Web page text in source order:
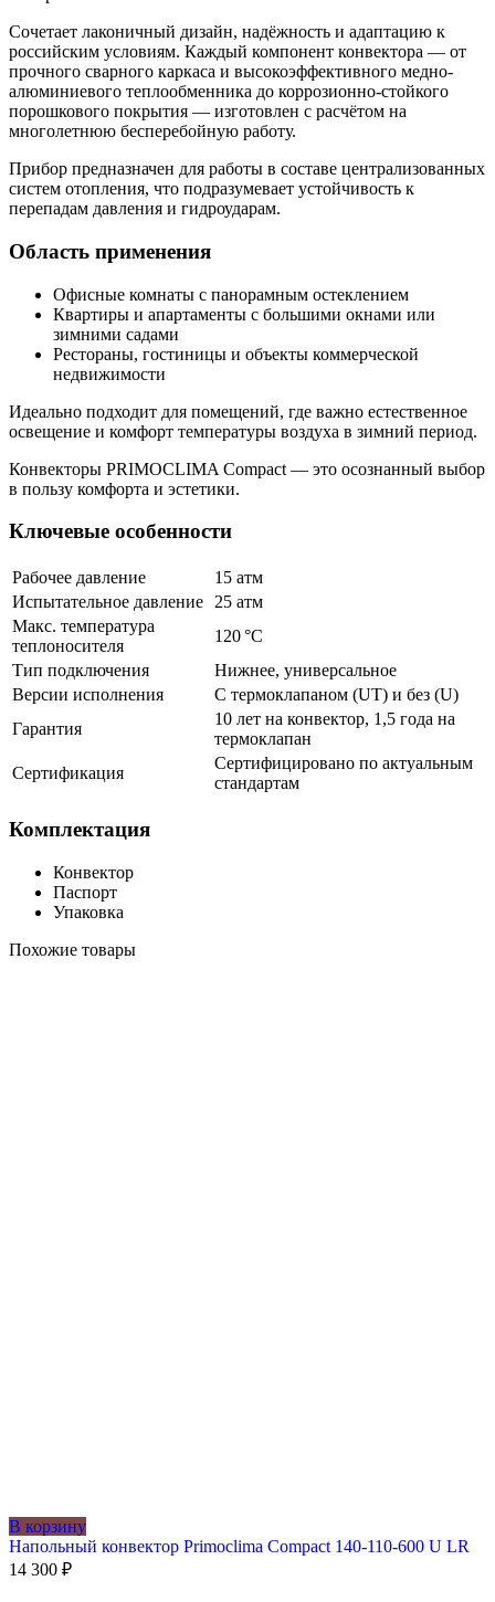
Сочетает лаконичный дизайн, надёжность и адаптацию к
российским условиям. Каждый компонент конвектора — от
прочного сварного каркаса и высокоэффективного медно-
алюминиевого теплообменника до коррозионно-стойкого
порошкового покрытия — изготовлен с расчётом на
многолетнюю бесперебойную работу.
Прибор предназначен для работы в составе централизованных
систем отопления, что подразумевает устойчивость к
перепадам давления и гидроударам.
Область применения
Офисные комнаты с панорамным остеклением
Квартиры и апартаменты с большими окнами или
зимними садами
Рестораны, гостиницы и объекты коммерческой
недвижимости
Идеально подходит для помещений, где важно естественное
освещение и комфорт температуры воздуха в зимний период.
Конвекторы PRIMOCLIMA Compact — это осознанный выбор
в пользу комфорта и эстетики.
Ключевые особенности
Рабочее давление
15 атм
Испытательное давление
25 атм
Макс. температура
теплоносителя
120 °C
Тип подключения
Нижнее, универсальное
Версии исполнения
С термоклапаном (UT) и без (U)
Гарантия
10 лет на конвектор, 1,5 года на
термоклапан
Сертификация
Сертифицировано по актуальным
стандартам
Комплектация
Конвектор
Паспорт
Упаковка
Похожие товары
В корзину
Напольный конвектор Primoclima Compact 140-110-600 U LR
14 300 ₽